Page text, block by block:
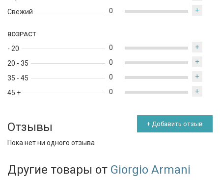
Свежий
0 +
ВОЗРАСТ
- 20
20 - 35
35 - 45
45 +
0 +
0 +
0 +
0 +
Отзывы + Добавить отзыв
Пока нет ни одного отзыва
Другие товары от Giorgio Armani